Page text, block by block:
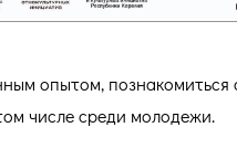
опытом,
числе среди молодежи.